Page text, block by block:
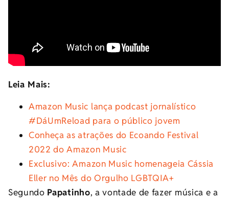
Leia Mais:
Amazon Music lança podcast jornalístico
#DáUmReload para o público jovem
Conheça as atrações do Ecoando Festival
2022 do Amazon Music
Exclusivo: Amazon Music homenageia Cássia
Eller no Mês do Orgulho LGBTQIA+
Segundo Papatinho, a vontade de fazer música e a